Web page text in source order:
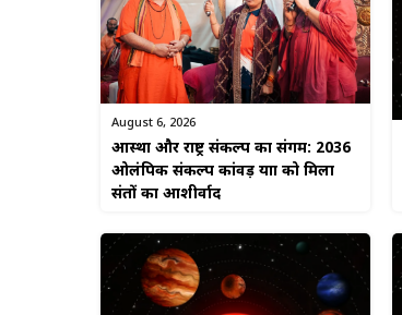
August 6, 2026
आस्था और राष्ट्र संकल्प का संगम: 2036
ओलंपिक संकल्प कांवड़ यात्रा को मिला
संतों का आशीर्वाद